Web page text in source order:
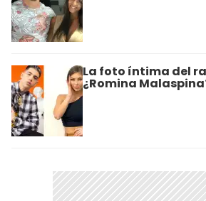
La foto íntima del
¿Romina